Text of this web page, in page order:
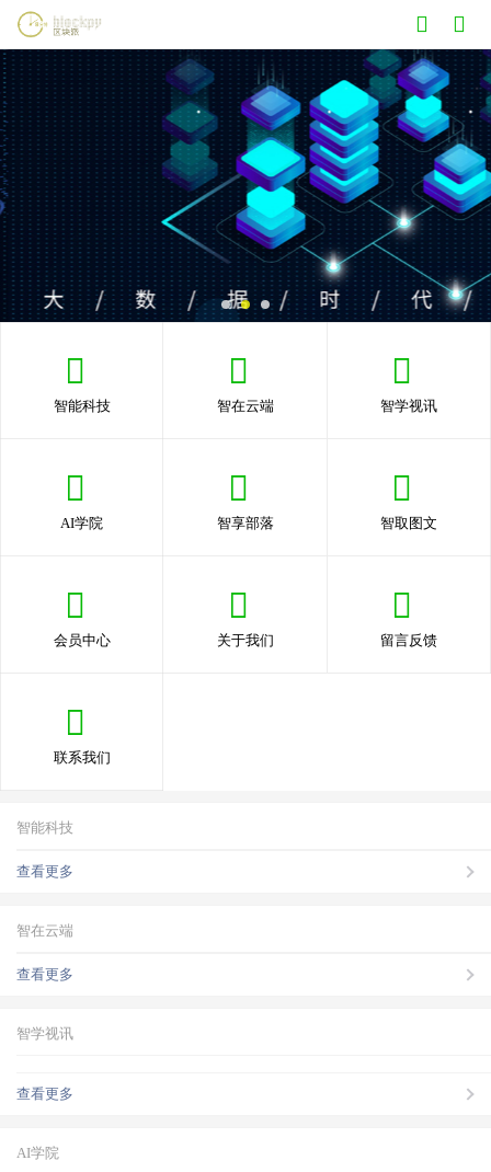
智能科技 智在云端 智学视讯
AI学院 智享部落 智取图文
会员中心 关于我们 留言反馈
联系我们
智能科技
查看更多
智在云端
查看更多
智学视讯
查看更多
AI学院